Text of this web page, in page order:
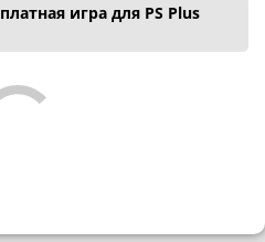
игра для PS Plus